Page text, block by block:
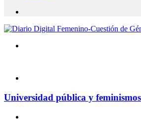
Universidad pública y